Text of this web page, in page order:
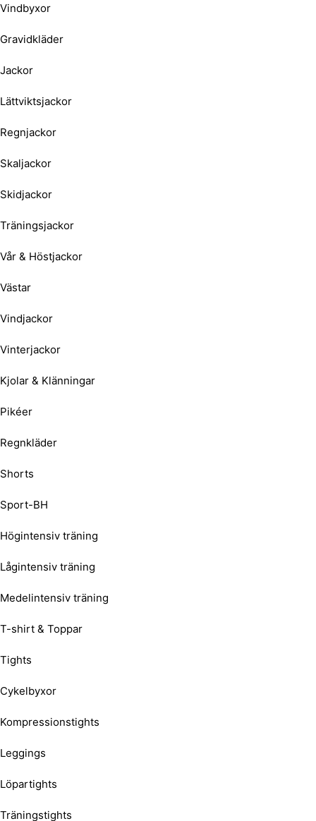
Vindbyxor
Gravidkläder
Jackor
Lättviktsjackor
Regnjackor
Skaljackor
Skidjackor
Träningsjackor
Vår & Höstjackor
Västar
Vindjackor
Vinterjackor
Kjolar & Klänningar
Pikéer
Regnkläder
Shorts
Sport-BH
Högintensiv träning
Lågintensiv träning
Medelintensiv träning
T-shirt & Toppar
Tights
Cykelbyxor
Kompressionstights
Leggings
Löpartights
Träningstights